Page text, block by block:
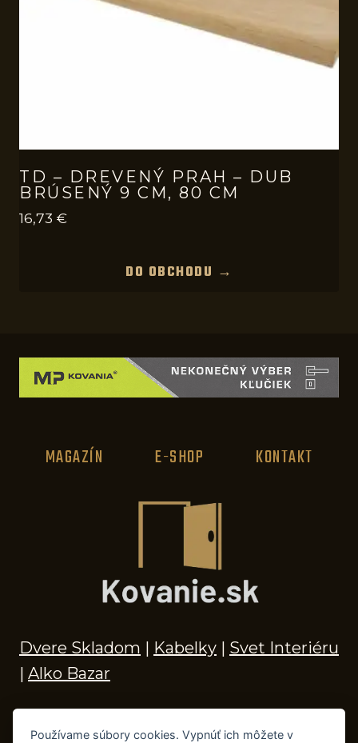
TD – DREVENÝ PRAH – DUB
BRÚSENÝ 9 CM, 80 CM
16,73 €
DO OBCHODU →
MAGAZÍN E-SHOP KONTAKT
Dvere Skladom | Kabelky | Svet Interiéru
| Alko Bazar
Používame súbory cookies. Vypnúť ich môžete v